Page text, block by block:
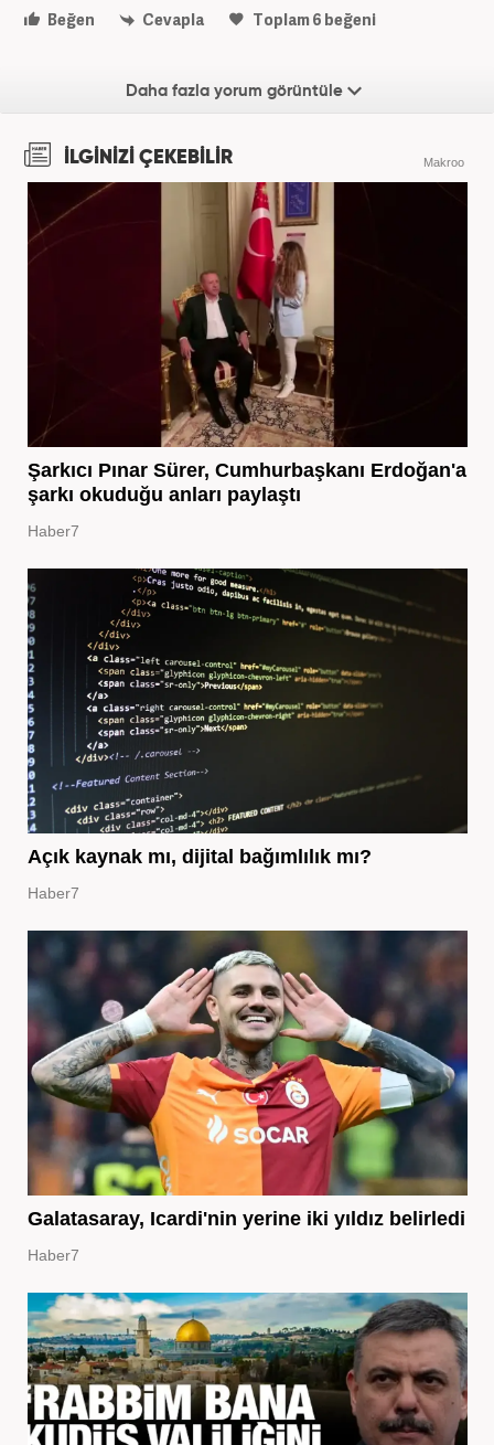
Beğen Cevapla Toplam6 beğeni
Daha fazla yorum görüntüle
İLGİNİZİ ÇEKEBİLİR Makroo
Şarkıcı Pınar Sürer, Cumhurbaşkanı Erdoğan'a
şarkı okuduğu anları paylaştı
Haber7
Açık kaynak mı, dijital bağımlılık mı?
Haber7
Galatasaray, Icardi'nin yerine iki yıldız belirledi
Haber7